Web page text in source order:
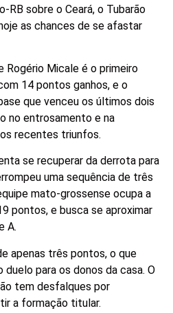
sobre o Ceará, o Tubarão
as chances de se afastar
Rogério Micale é o primeiro
14 pontos ganhos, e o
que venceu os últimos dois
no entrosamento e na
recentes triunfos.
se recuperar da derrota para
uma sequência de três
mato-grossense ocupa a
pontos, e busca se aproximar
A.
apenas três pontos, o que
para os donos da casa. O
tem desfalques por
a formação titular.